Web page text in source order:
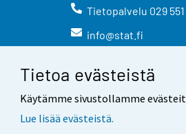
Tietoa evästeistä
Käytämme sivustollamme
Lue lisää evästeistä.
Tietopalvelu 029
info@stat.fi